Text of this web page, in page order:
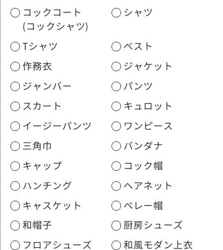
コックコート
(コックシャツ)
シャツ
Tシャツ
ベスト
作務衣
ジャケット
ジャンバー
パンツ
スカート
キュロット
イージーパンツ
ワンピース
三角巾
バンダナ
キャップ
コック帽
ハンチング
ヘアネット
キャスケット
ベレー帽
和帽子
厨房シューズ
フロアシューズ
和風モダン上衣